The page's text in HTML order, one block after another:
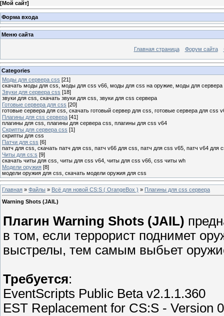
[Мой сайт]
Форма входа
Меню сайта
Главная страница Форум сайта
Categories
Моды для сервера css [21]
скачать моды для css, моды для css v66, моды для css на оружие, моды для сервера
Звуки для сервера сss [18]
звуки для css, скачать звуки для css, звуки для css сервера
Готовые сервера для css [20]
готовые сервера для css, скачать готовый сервер для css, готовые сервера для css
Плагины для css сервера [41]
плагины для css, плагины для сервера css, плагины для css v64
Скрипты для сервера css [1]
скрипты для css
Патчи для css [6]
патч для css, скачать патч для css, патч v66 для css, патч для css v65, патч v64 для
Читы для cs:s [9]
скачать читы для css, читы для css v64, читы для css v66, css читы wh
Модели оружия [8]
модели оружия для css, скачать модели оружия для css
Главная » Файлы » Всё для новой CS:S ( OrangeBox ) » Плагины для css сервера
Warning Shots (JAIL)
Плагин Warning Shots (JAIL)
в том, если террорист поднимет
выстрелы, тем самым выбьет
Требуется:
EventScripts Public Beta v2.1.1.360
EST Replacement for CS:S - Version